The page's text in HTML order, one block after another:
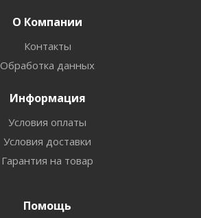
О Компании
Контакты
Обработка данных
Информация
Условия оплаты
Условия доставки
Гарантия на товар
Помощь